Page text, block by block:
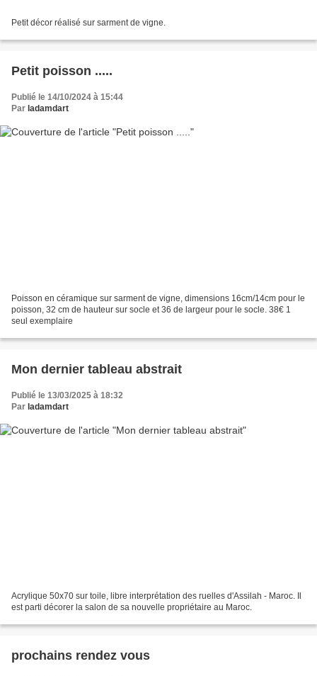
Petit décor réalisé sur sarment de vigne.
Petit poisson .....
Publié le 14/10/2024 à 15:44
Par ladamdart
Poisson en céramique sur sarment de vigne, dimensions 16cm/14cm pour le
poisson, 32 cm de hauteur sur socle et 36 de largeur pour le socle. 38€ 1
seul exemplaire
Mon dernier tableau abstrait
Publié le 13/03/2025 à 18:32
Par ladamdart
Acrylique 50x70 sur toile, libre interprétation des ruelles d'Assilah - Maroc. Il
est parti décorer la salon de sa nouvelle propriétaire au Maroc.
prochains rendez vous